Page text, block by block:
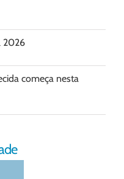
2026
começa nesta